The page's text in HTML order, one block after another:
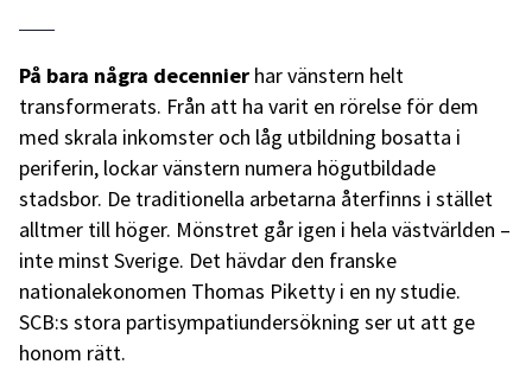
På bara några decennier har vänstern helt
transformerats. Från att ha varit en rörelse för dem
med skrala inkomster och låg utbildning bosatta i
periferin, lockar vänstern numera högutbildade
stadsbor. De traditionella arbetarna återfinns i stället
alltmer till höger. Mönstret går igen i hela västvärlden –
inte minst Sverige. Det hävdar den franske
nationalekonomen Thomas Piketty i en ny studie.
SCB:s stora partisympatiundersökning ser ut att ge
honom rätt.